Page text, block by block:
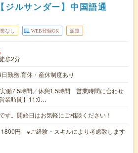
ジルサンダー】中国語通
なし WEB登録OK 派遣
歩2分
勤務,育休・産休制度あり
働7.5時間／休憩1.5時間 営業時間に合わせ
業時間】11:0…
す。開始日はお気軽にご相談ください！
円 ※ご経験・スキルにより考慮致します